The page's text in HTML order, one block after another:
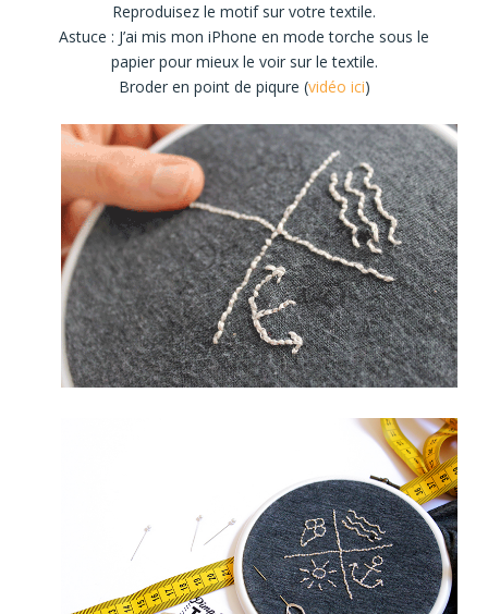
Reproduisez le motif sur votre textile.
Astuce : J’ai mis mon iPhone en mode torche sous le
papier pour mieux le voir sur le textile.
Broder en point de piqure (vidéo ici)